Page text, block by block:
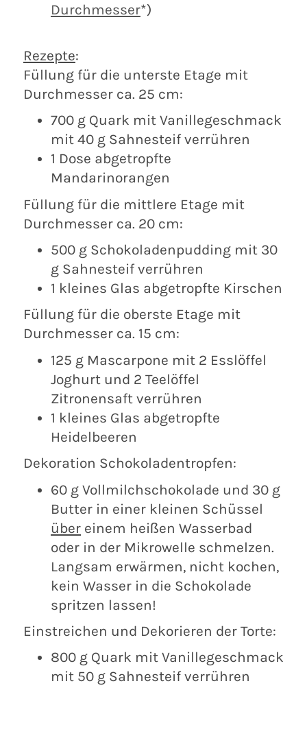
Durchmesser*)
Rezepte:
Füllung für die unterste Etage mit
Durchmesser ca. 25 cm:
700 g Quark mit Vanillegeschmack
mit 40 g Sahnesteif verrühren
1 Dose abgetropfte
Mandarinorangen
Füllung für die mittlere Etage mit
Durchmesser ca. 20 cm:
500 g Schokoladenpudding mit 30
g Sahnesteif verrühren
1 kleines Glas abgetropfte Kirschen
Füllung für die oberste Etage mit
Durchmesser ca. 15 cm:
125 g Mascarpone mit 2 Esslöffel
Joghurt und 2 Teelöffel
Zitronensaft verrühren
1 kleines Glas abgetropfte
Heidelbeeren
Dekoration Schokoladentropfen:
60 g Vollmilchschokolade und 30 g
Butter in einer kleinen Schüssel
über einem heißen Wasserbad
oder in der Mikrowelle schmelzen.
Langsam erwärmen, nicht kochen,
kein Wasser in die Schokolade
spritzen lassen!
Einstreichen und Dekorieren der Torte:
800 g Quark mit Vanillegeschmack
mit 50 g Sahnesteif verrühren